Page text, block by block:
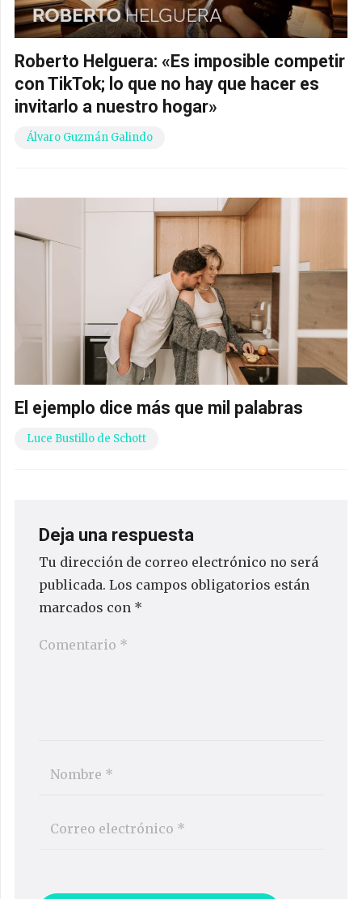
Roberto Helguera: «Es imposible competir
con TikTok; lo que no hay que hacer es
invitarlo a nuestro hogar»
Álvaro Guzmán Galindo
El ejemplo dice más que mil palabras
Luce Bustillo de Schott
Deja una respuesta
Tu dirección de correo electrónico no será
publicada. Los campos obligatorios están
marcados con *